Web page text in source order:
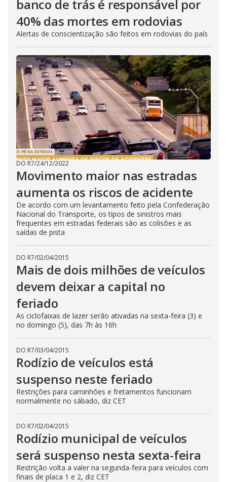
banco de trás é responsável por
40% das mortes em rodovias
Alertas de conscientização são feitos em rodovias do país
DO R7/24/12/2022
Movimento maior nas estradas
aumenta os riscos de acidente
De acordo com um levantamento feito pela Confederação
Nacional do Transporte, os tipos de sinistros mais
frequentes em estradas federais são as colisões e as
saídas de pista
DO R7/02/04/2015
Mais de dois milhões de veículos
devem deixar a capital no
feriado
As ciclofaixas de lazer serão ativadas na sexta-feira (3) e
no domingo (5), das 7h às 16h
DO R7/03/04/2015
Rodízio de veículos está
suspenso neste feriado
Restrições para caminhões e fretamentos funcionam
normalmente no sábado, diz CET
DO R7/02/04/2015
Rodízio municipal de veículos
será suspenso nesta sexta-feira
Restrição volta a valer na segunda-feira para veículos com
finais de placa 1 e 2, diz CET